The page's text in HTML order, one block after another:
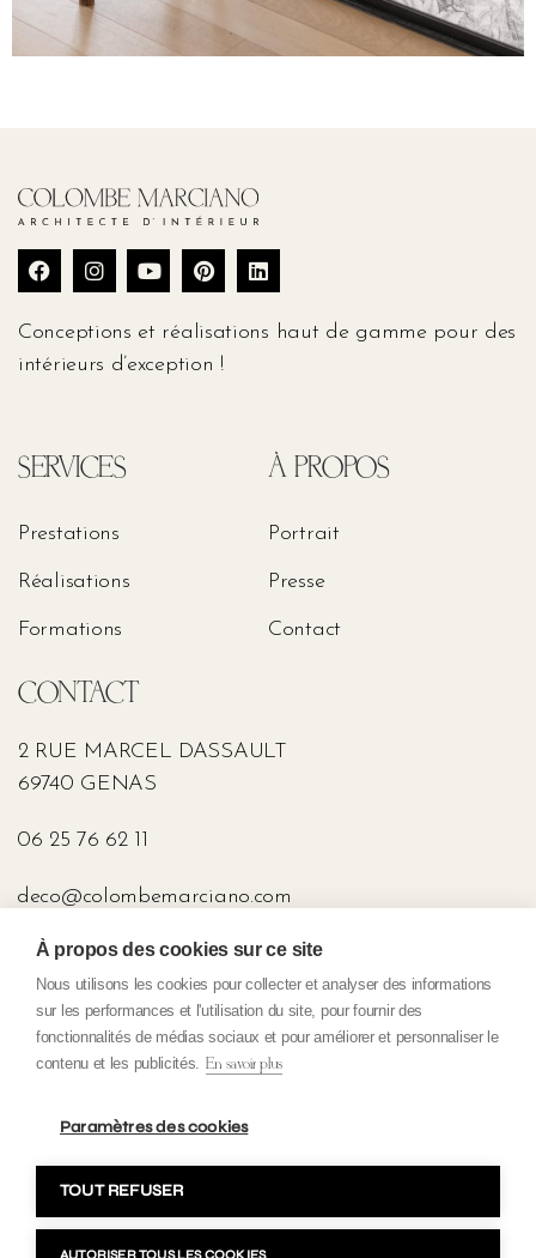
Conceptions et réalisations haut de gamme pour des
intérieurs d’exception !
SERVICES
Prestations
Réalisations
Formations
À PROPOS
Portrait
Presse
Contact
CONTACT
2 RUE MARCEL DASSAULT
69740 GENAS
06 25 76 62 11
deco@colombemarciano.com
PRESSE
Politique de Confidentialité
Mentions légales
Copyright 2025 Colombe Marciano. Tous droits réservés. Fait avec
À propos des cookies sur ce site
Nous utilisons les cookies pour collecter et analyser des informations
sur les performances et l'utilisation du site, pour fournir des
fonctionnalités de médias sociaux et pour améliorer et personnaliser le
contenu et les publicités. En savoir plus
Paramètres des cookies
TOUT REFUSER